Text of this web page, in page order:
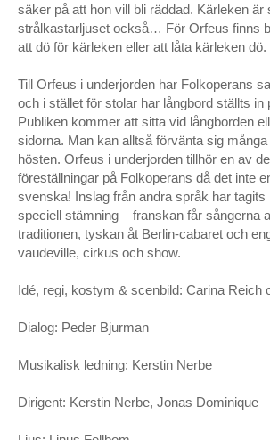
Orfeus i underjorden – Folkoperan,
Dying for Love – Dansens hus, Stockholm
Dying for Love – Grande Auditório/
Lissabon, festivalen Orfeão de Leiria,
FÖRELÄSNING
Key note ”Academic Fraud for Dummies”
Work Conference, Stockholm 2020
TEATER
Ship of Fools – beställningsverk av
Fem Kända Musiker Döda I Seriekrock –
Dramatiska Teatern
säker på att hon vill bli räddad. Kärleken är
strålkastarljuset också… För Orfeus finns
att dö för kärleken eller att låta kärleken dö.
Till Orfeus i underjorden har Folkoperans
och i stället för stolar har långbord ställts in
Publiken kommer att sitta vid långborden
sidorna. Man kan alltså förvänta sig
hösten. Orfeus i underjorden tillhör en av
föreställningar på Folkoperans då det inte
svenska! Inslag från andra språk har tagits
speciell stämning – franskan får sångerna
traditionen, tyskan åt Berlin-cabaret och
vaudeville, cirkus och show.
Idé, regi, kostym & scenbild: Carina Reich
Dialog: Peder Bjurman
Musikalisk ledning: Kerstin Nerbe
Dirigent: Kerstin Nerbe, Jonas Dominique